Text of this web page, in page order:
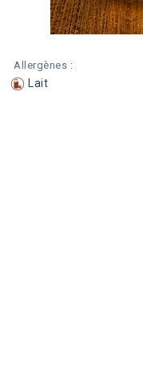
Allergènes :
Lait